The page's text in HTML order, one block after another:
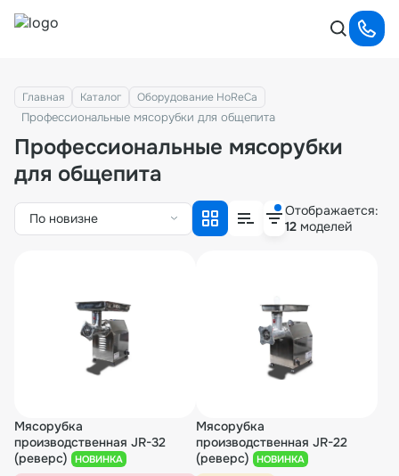
Главная Каталог Оборудование HoReCa
Профессиональные мясорубки для общепита
Профессиональные мясорубки
для общепита
По новизне
Отображается:
12 моделей
Мясорубка
производственная JR-32
(реверс)
НОВИНКА
Мясорубка
производственная JR-22
(реверс)
НОВИНКА